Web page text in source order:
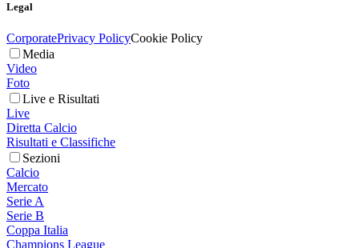
Legal
CorporatePrivacy PolicyCookie Policy
Media
Video
Foto
Live e Risultati
Live
Diretta Calcio
Risultati e Classifiche
Sezioni
Calcio
Mercato
Serie A
Serie B
Coppa Italia
Champions League